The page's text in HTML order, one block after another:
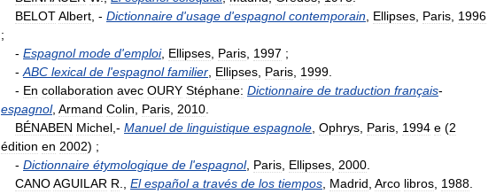
BELOTAlbert , - Dictionnaire d'usage d'espagnol contemporain Ellipses Paris 1996
;
- Espagnol mode d'emploi, Ellipses Paris 1997 ;
- ABC lexical de l'espagnol familier Ellipses Paris 1999
- En collaboration avec OURY Stéphane: Dictionnaire de traduction français-
espagnol, Armand Colin Paris 2010
BÉNABEN Michel ,- Manuel de linguistique espagnole Ophrys Paris 1994 e (2
édition en 2002) ;
- Dictionnaire étymologique de l'espagnol, Paris Ellipses 2000
CANOAGUILAR R El español a través de los tiempos Madrid Arco libros 1988